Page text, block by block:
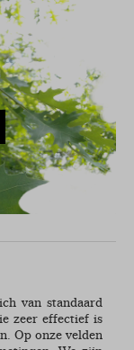
van standaard
zeer effectief is
Op onze velden